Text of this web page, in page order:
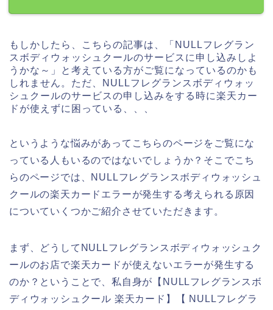
もしかしたら、こちらの記事は、「NULLフレグラン
スボディウォッシュクールのサービスに申し込みしよ
うかな～」と考えている方がご覧になっているのかも
しれません。ただ、NULLフレグランスボディウォッ
シュクールのサービスの申し込みをする時に楽天カー
ドが使えずに困っている、、、
というような悩みがあってこちらのページをご覧にな
っている人もいるのではないでしょうか？そこでこち
らのページでは、NULLフレグランスボディウォッシュ
クールの楽天カードエラーが発生する考えられる原因
についていくつかご紹介させていただきます。
まず、どうしてNULLフレグランスボディウォッシュク
ールのお店で楽天カードが使えないエラーが発生する
のか？ということで、私自身が【NULLフレグランスボ
ディウォッシュクール 楽天カード】【 NULLフレグラ